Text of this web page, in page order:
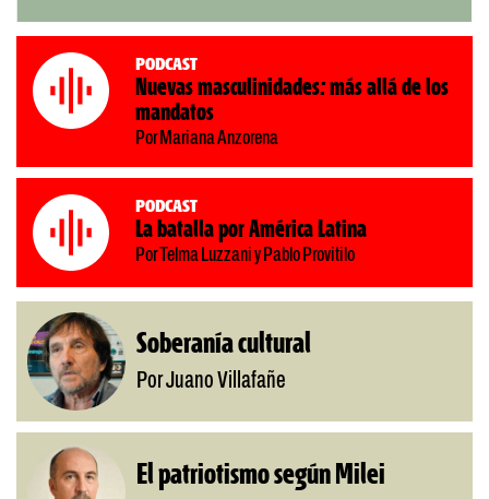
Podcast
Nuevas masculinidades: más allá de los
mandatos
Por Mariana Anzorena
Podcast
La batalla por América Latina
Por Telma Luzzani y Pablo Provitilo
Soberanía cultural
Por Juano Villafañe
El patriotismo según Milei